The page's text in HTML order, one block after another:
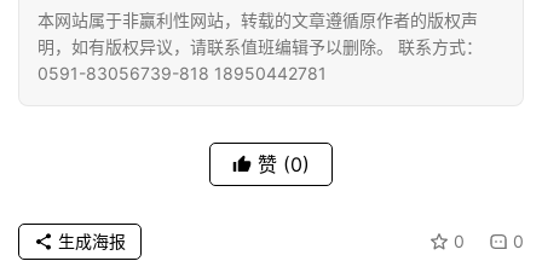
佛
教
艺
术
法
规
本网站属于非赢利性网站，转载的文章遵循原作者的版权声
明，如有版权异议，请联系值班编辑予以删除。 联系方式：
0591-83056739-818 18950442781
赞 (0)
0 0
生成海报